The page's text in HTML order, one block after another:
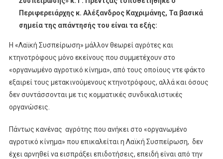
Περιφερειάρχης κ. Αλέξανδρος Καχριμάνης, Τα βασικά
σημεία της απάντησής του είναι τα εξής:
Η «Λαϊκή Συσπείρωση» μάλλον θεωρεί αγρότες και
κτηνοτρόφους μόνο εκείνους που συμμετέχουν στο
«οργανωμένο αγροτικό κίνημα», από τους οποίους ντε φάκτο
εξαιρεί τους μετακινούμενους κτηνοτρόφους, αλλά και όσους
δεν συντάσσονται με τις κομματικές συνδικαλιστικές
οργανώσεις.
Πάντως κανένας αγρότης που ανήκει στο «οργανωμένο
αγροτικό κίνημα» που επικαλείται η Λαϊκή Συσπείρωση, δεν
έχει αρνηθεί να εισπράξει επιδοτήσεις, επειδή είναι από την